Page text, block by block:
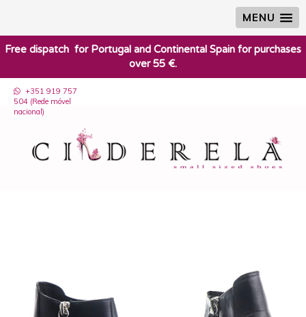
MENU
​Free dispatch for Portugal and Continental Spain for purchases
over 55 €.
+351 919 757
504 (Rede móvel
nacional)